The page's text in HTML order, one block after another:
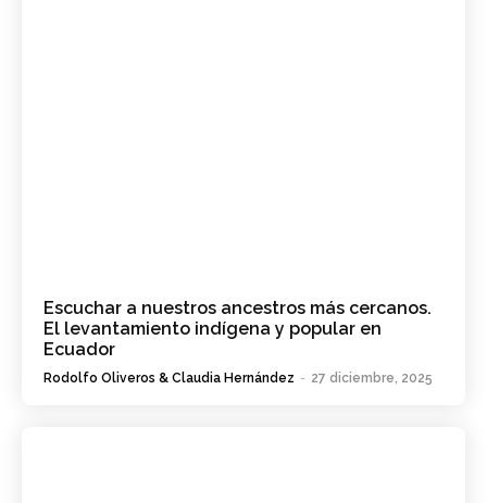
Escuchar a nuestros ancestros más cercanos.
El levantamiento indígena y popular en
Ecuador
Rodolfo Oliveros & Claudia Hernández - 27 diciembre, 2025